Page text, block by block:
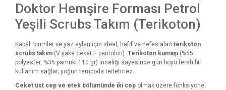
Doktor Hemşire Forması Petrol
Yeşili Scrubs Takım (Terikoton)
Kapalı birimler ve yaz ayları için ideal, hafif ve nefes alan terikoton
scrubs takım (V yaka ceket + pantolon). Terikoton kumaşı (%65
polyester, %35 pamuk, 110 gr) inceliği sayesinde gün boyu ferah bir
kullanım sağlar; yoğun tempoda terletmez.
Ceket üst cep ve etek bölümünde iki cep olmak üzere fonksiyonel